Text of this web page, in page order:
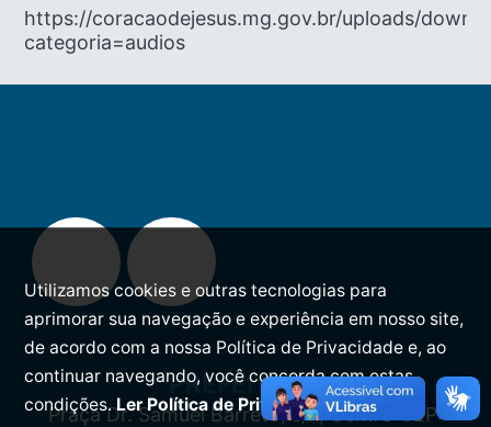
https://coracaodejesus.mg.gov.br/uploads/
categoria=audios
PREFEITURA
Praça Dr. Samuel Barreto, s/n, Centro CEP:
Utilizamos cookies e outras tecnologias para
aprimorar sua navegação e experiência em nosso site,
de acordo com a nossa Política de Privacidade e, ao
continuar navegando, você concorda com estas
condições.Ler Política de Privacidade.